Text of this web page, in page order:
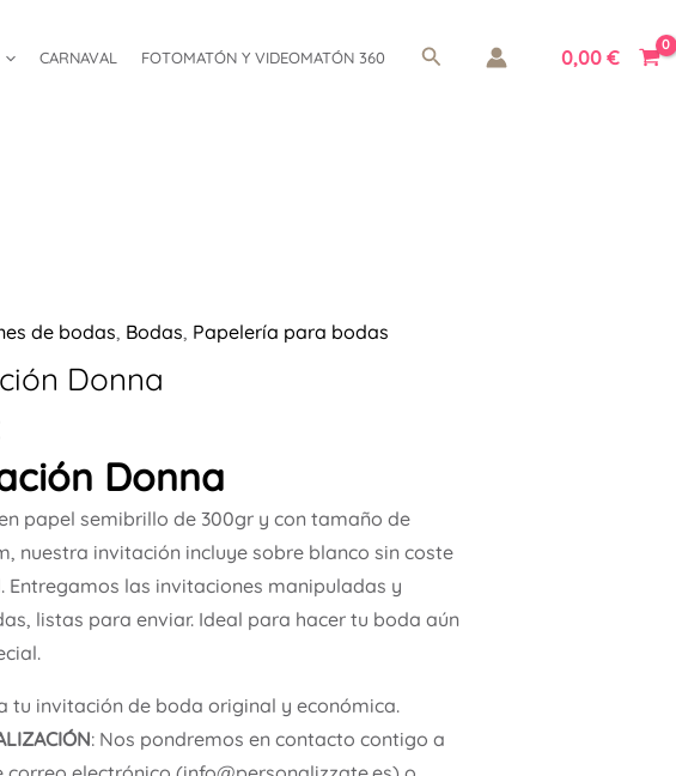
CARNAVAL FOTOMATÓN Y VIDEOMATÓN 360 Buscar 0,00 €
de bodas, Bodas, Papelería para bodas
Donna
Donna
papel semibrillo de 300gr y con tamaño de
nuestra invitación incluye sobre blanco sin coste
Entregamos las invitaciones manipuladas y
listas para enviar. Ideal para hacer tu boda aún
tu invitación de boda original y económica.
: Nos pondremos en contacto contigo a